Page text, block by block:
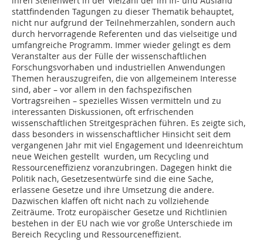
stattfindenden Tagungen zu dieser Thematik behauptet,
nicht nur aufgrund der Teilnehmerzahlen, sondern auch
durch hervorragende Referenten und das vielseitige und
umfangreiche Programm. Immer wieder gelingt es dem
Veranstalter aus der Fülle der wissenschaftlichen
Forschungsvorhaben und industriellen Anwendungen
Themen herauszugreifen, die von allgemeinem Interesse
sind, aber – vor allem in den fachspezifischen
Vortragsreihen – spezielles Wissen vermitteln und zu
interessanten Diskussionen, oft erfrischenden
wissenschaftlichen Streitgesprächen führen. Es zeigte sich,
dass besonders in wissenschaftlicher Hinsicht seit dem
vergangenen Jahr mit viel Engagement und Ideenreichtum
neue Weichen gestellt wurden, um Recycling und
Ressourceneffizienz voranzubringen. Dagegen hinkt die
Politik nach, Gesetzesentwürfe sind die eine Sache,
erlassene Gesetze und ihre Umsetzung die andere.
Dazwischen klaffen oft nicht nach zu vollziehende
Zeiträume. Trotz europäischer Gesetze und Richtlinien
bestehen in der EU nach wie vor große Unterschiede im
Bereich Recycling und Ressourceneffizient.